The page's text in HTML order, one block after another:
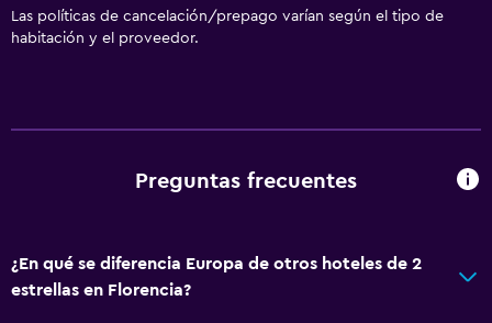
Las políticas de cancelación/prepago varían según el tipo de
habitación y el proveedor.
Preguntas frecuentes
¿En qué se diferencia Europa de otros hoteles de 2
estrellas en Florencia?